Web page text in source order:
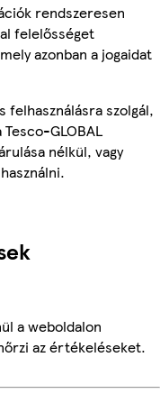
rendszeresen
felelősséget
azonban a jogaidat
felhasználásra szolgál,
GLOBAL
nélkül, vagy
a weboldalon
az értékeléseket.